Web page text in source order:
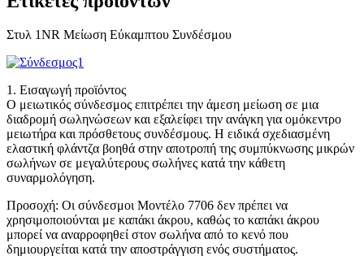
Στυλ 1NR Μείωση Εύκαμπτου Συνδέσμου
1. Εισαγωγή προϊόντος
Ο μειωτικός σύνδεσμος επιτρέπει την άμεση μείωση σε μια
διαδρομή σωληνώσεων και εξαλείφει την ανάγκη για ομόκεντρο
μειωτήρα και πρόσθετους συνδέσμους. Η ειδικά σχεδιασμένη
ελαστική φλάντζα βοηθά στην αποτροπή της συμπύκνωσης μικρών
σωλήνων σε μεγαλύτερους σωλήνες κατά την κάθετη
συναρμολόγηση.
Προσοχή: Οι σύνδεσμοι Μοντέλο 7706 δεν πρέπει να
χρησιμοποιούνται με καπάκι άκρου, καθώς το καπάκι άκρου
μπορεί να αναρροφηθεί στον σωλήνα από το κενό που
δημιουργείται κατά την αποστράγγιση ενός συστήματος.